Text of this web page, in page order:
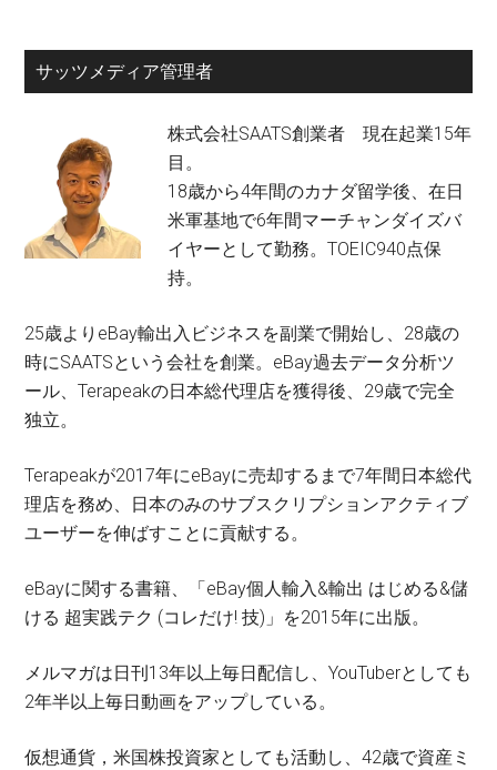
サッツメディア管理者
株式会社SAATS創業者 現在起業15年
目。
18歳から4年間のカナダ留学後、在日
米軍基地で6年間マーチャンダイズバ
イヤーとして勤務。TOEIC940点保
持。
25歳よりeBay輸出入ビジネスを副業で開始し、28歳の
時にSAATSという会社を創業。eBay過去データ分析ツ
ール、Terapeakの日本総代理店を獲得後、29歳で完全
独立。
Terapeakが2017年にeBayに売却するまで7年間日本総代
理店を務め、日本のみのサブスクリプションアクティブ
ユーザーを伸ばすことに貢献する。
eBayに関する書籍、「eBay個人輸入&輸出 はじめる&儲
ける 超実践テク (コレだけ! 技)」を2015年に出版。
メルマガは日刊13年以上毎日配信し、YouTuberとしても
2年半以上毎日動画をアップしている。
仮想通貨，米国株投資家としても活動し、42歳で資産ミ